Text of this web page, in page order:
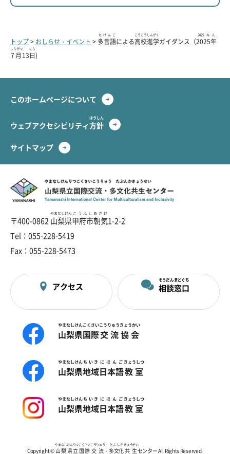
トップ> おしらせ・イベント > 多言語
たげんご
による高校
こうこう
進学
しんがく
ガイダンス（2025年
2025ねん
7月
しちがつ
13日
にち
)
このホームページについて
ウェブアクセシビリティ方針
ほうしん
サイトマップ
山梨
やまなし
県立
けんりつ
国際
こくさい
交流
こうりゅう
・多文化
たぶんか
共生
きょうせい
センター
〒400-0862山梨県
やまなしけん
甲府市朝気
こうふしあさけ
1-2-2
Tel：055-228-5419
Fax：055-228-5473
アクセス 相談
そうだん
窓口
まどぐち
山梨県
やまなしけん
国際
こくさい
交流
こうりゅう
協会
きょうかい
山梨県
やまなしけん
地域
ちいき
日本語
にほんご
教室
きょうしつ
山梨県
やまなしけん
地域
ちいき
日本語
にほんご
教室
きょうしつ
Copyright © 山梨
やまなし
県立
けんりつ
国際
こくさい
交流
こうりゅう
・ 多文化
たぶんか
共生
きょうせい
センター All Rights Reserved.